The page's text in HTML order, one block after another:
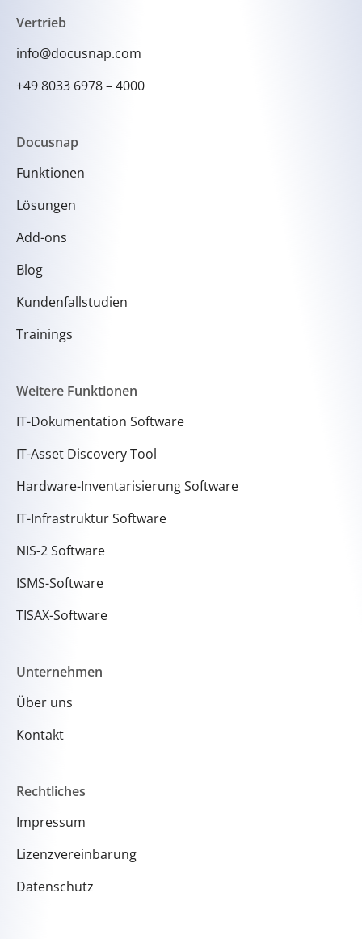
Vertrieb
info@docusnap.com
+49 8033 6978 – 4000
Docusnap
Funktionen
Lösungen
Add-ons
Blog
Kundenfallstudien
Trainings
Weitere Funktionen
IT-Dokumentation Software
IT-Asset Discovery Tool
Hardware-Inventarisierung Software
IT-Infrastruktur Software
NIS-2 Software
ISMS-Software
TISAX-Software
Unternehmen
Über uns
Kontakt
Rechtliches
Impressum
Lizenzvereinbarung
Datenschutz